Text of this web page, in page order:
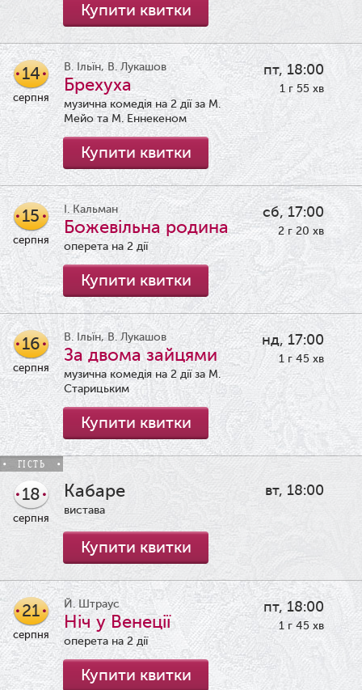
Купити квитки
14
серпня
В. Ільїн, В. Лукашов
Брехуха
музична комедія на 2 дії за М.
Мейо та М. Еннекеном
пт, 18:00
1 г 55 хв
Купити квитки
15
серпня
І. Кальман
Божевільна родина
оперета на 2 дії
сб, 17:00
2 г 20 хв
Купити квитки
16
серпня
В. Ільїн, В. Лукашов
За двома зайцями
музична комедія на 2 дії за М.
Старицьким
нд, 17:00
1 г 45 хв
Купити квитки
ГІСТЬ
18
серпня
Кабаре
вистава
вт, 18:00
Купити квитки
21
серпня
Й. Штраус
Ніч у Венеції
оперета на 2 дії
пт, 18:00
1 г 45 хв
Купити квитки